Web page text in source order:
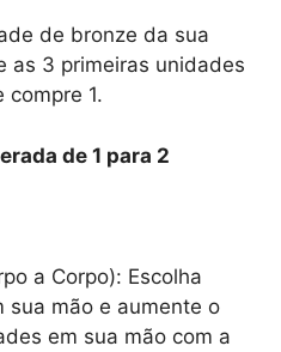
de bronze da sua
as 3 primeiras unidades
compre 1.
de 1 para 2
a Corpo): Escolha
sua mão e aumente o
em sua mão com a